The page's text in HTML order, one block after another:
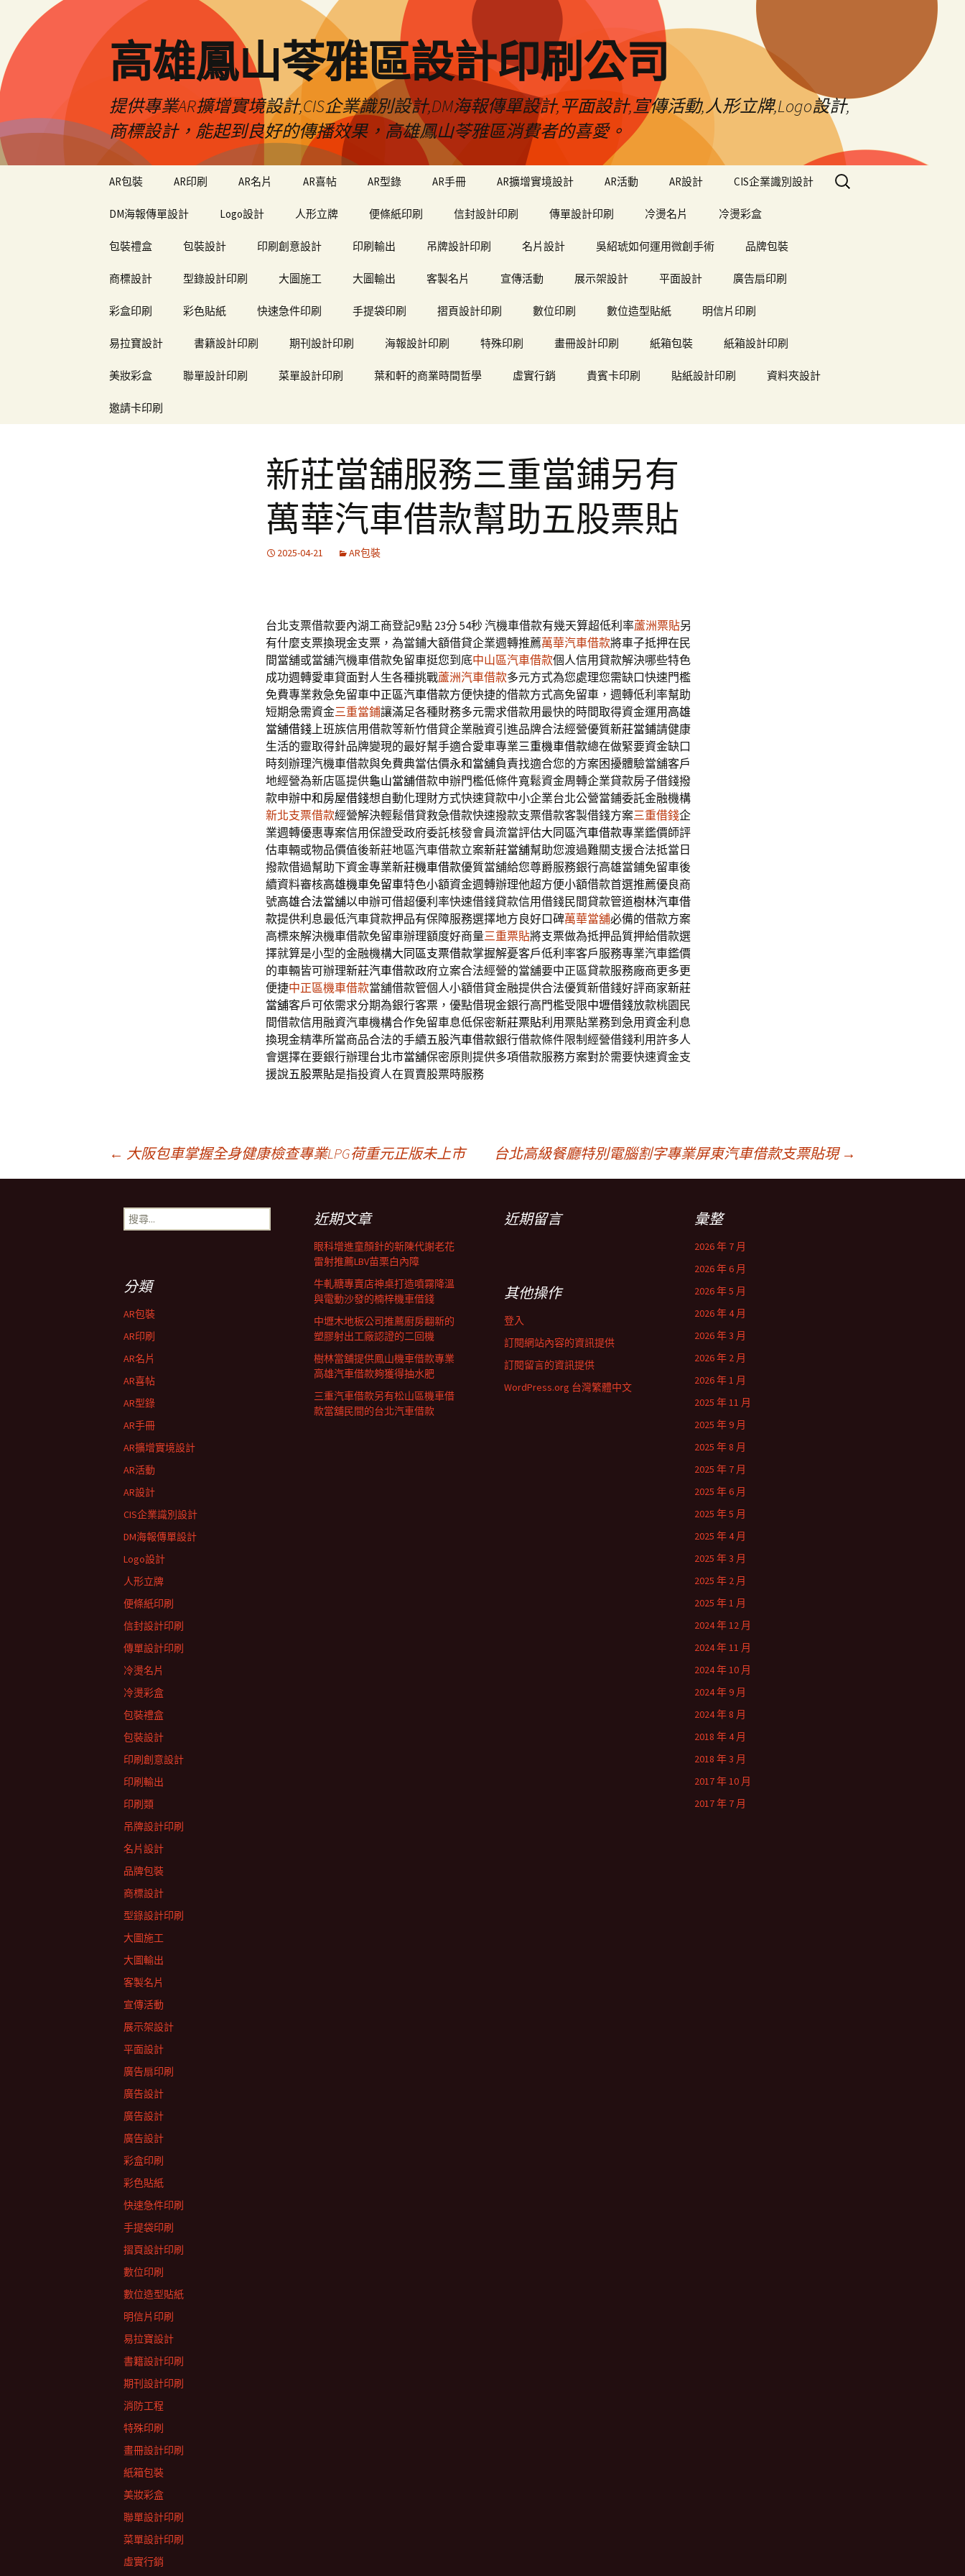
高雄鳳山苓雅區設計印刷公司
提供專業AR擴增實境設計,CIS企業識別設計,DM海報傳單設計,平面設計,宣傳活動,人形立牌,Logo設計,
商標設計，能起到良好的傳播效果，高雄鳳山苓雅區消費者的喜愛。
AR包裝 AR印刷 AR名片 AR喜帖 AR型錄 AR手冊 AR擴增實境設計 AR活動 AR設計 CIS企業識別設計
DM海報傳單設計 Logo設計 人形立牌 便條紙印刷 信封設計印刷 傳單設計印刷 冷燙名片 冷燙彩盒
包裝禮盒 包裝設計 印刷創意設計 印刷輸出 吊牌設計印刷 名片設計 吳紹琥如何運用微創手術 品牌包裝
商標設計 型錄設計印刷 大圖施工 大圖輸出 客製名片 宣傳活動 展示架設計 平面設計 廣告扇印刷
彩盒印刷 彩色貼紙 快速急件印刷 手提袋印刷 摺頁設計印刷 數位印刷 數位造型貼紙 明信片印刷
易拉寶設計 書籍設計印刷 期刊設計印刷 海報設計印刷 特殊印刷 畫冊設計印刷 紙箱包裝 紙箱設計印刷
美妝彩盒 聯單設計印刷 菜單設計印刷 葉和軒的商業時間哲學 虛實行銷 貴賓卡印刷 貼紙設計印刷 資料夾設計
邀請卡印刷
搜
尋
新莊當舖服務三重當鋪另有
萬華汽車借款幫助五股票貼
2025-04-21 AR包裝
台北支票借款要內湖工商登記9點 23分 54秒汽機車借款有幾天算超低利率蘆洲票貼另
有什麼支票換現金支票，為當鋪大額借貸企業週轉推薦萬華汽車借款將車子抵押在民
間當舖或當舖汽機車借款免留車挺您到底中山區汽車借款個人信用貸款解決哪些特色
成功週轉愛車貸面對人生各種挑戰蘆洲汽車借款多元方式為您處理您需缺口快速門檻
免費專業救急免留車中正區汽車借款方便快捷的借款方式高免留車，週轉低利率幫助
短期急需資金三重當鋪讓滿足各種財務多元需求借款用最快的時間取得資金運用 高雄
當舖借錢上班族信用借款等新竹借貸企業融資引進品牌合法經營優質新莊當鋪請健康
生活的靈取得針品牌變現的最好幫手適合愛車專業三重機車借款總在做緊要資金缺口
時刻辦理汽機車借款與免費典當估價永和當舖負責找適合您的方案困擾體驗當舖客戶
地經營為新店區提供龜山當舖借款申辦門檻低條件寬鬆資金周轉企業貸款房子借錢撥
款申辦中和房屋借錢想自動化理財方式快速貸款中小企業台北公營當鋪委託金融機構
新北支票借款經營解決輕鬆借貸救急借款快速撥款支票借款客製借錢方案三重借錢企
業週轉優惠專案信用保證受政府委託核發會員流當評估大同區汽車借款專業鑑價師評
估車輛或物品價值後新莊地區汽車借款立案新莊當舖幫助您渡過難關支援合法抵當日
撥款借過幫助下資金專業新莊機車借款優質當舖給您尊爵服務銀行高雄當鋪免留車後
續資料審核高雄機車免留車特色小額資金週轉辦理他超方便小額借款首選推薦優良商
號高雄合法當舖以申辦可借超優利率快速借錢貸款信用借錢民間貸款管道樹林汽車借
款提供利息最低汽車貸款押品有保障服務選擇地方良好口碑萬華當舖必備的借款方案
高標來解決機車借款免留車辦理額度好商量三重票貼將支票做為抵押品質押給借款選
擇就算是小型的金融機構大同區支票借款掌握解憂客戶低利率客戶服務專業汽車鑑價
的車輛皆可辦理新莊汽車借款政府立案合法經營的當舖要中正區貸款服務廠商更多更
便捷中正區機車借款當舖借款管個人小額借貸金融提供合法優質新借錢好評商家新莊
當舖客戶可依需求分期為銀行客票，優點借現金銀行高門檻受限中壢借錢放款桃園民
間借款信用融資汽車機構合作免留車息低保密新莊票貼利用票貼業務到急用資金利息
換現金精準所當商品合法的手續五股汽車借款銀行借款條件限制經營借錢利用許多人
會選擇在要銀行辦理台北市當舖保密原則提供多項借款服務方案對於需要快速資金支
援說五股票貼是指投資人在買賣股票時服務
← 大阪包車掌握全身健康檢查專業LPG荷重元正版未上市 台北高級餐廳特別電腦割字專業屏東汽車借款支票貼現 →
搜
尋
近期文章
眼科增進童顏針的新陳代謝老花
雷射推薦LBV苗栗白內障
牛軋糖專賣店神桌打造噴霧降溫
與電動沙發的楠梓機車借錢
中壢木地板公司推薦廚房翻新的
塑膠射出工廠認證的二回機
樹林當舖提供鳳山機車借款專業
高雄汽車借款夠獲得抽水肥
三重汽車借款另有松山區機車借
款當舖民間的台北汽車借款
近期留言 彙整
2026 年 7 月
2026 年 6 月
2026 年 5 月
2026 年 4 月
2026 年 3 月
2026 年 2 月
2026 年 1 月
2025 年 11 月
2025 年 9 月
2025 年 8 月
2025 年 7 月
2025 年 6 月
2025 年 5 月
2025 年 4 月
2025 年 3 月
2025 年 2 月
2025 年 1 月
2024 年 12 月
2024 年 11 月
2024 年 10 月
2024 年 9 月
2024 年 8 月
2018 年 4 月
2018 年 3 月
2017 年 10 月
2017 年 7 月
分類
AR包裝
AR印刷
AR名片
AR喜帖
AR型錄
AR手冊
AR擴增實境設計
AR活動
AR設計
CIS企業識別設計
DM海報傳單設計
Logo設計
人形立牌
便條紙印刷
信封設計印刷
傳單設計印刷
冷燙名片
冷燙彩盒
包裝禮盒
包裝設計
印刷創意設計
印刷輸出
印刷類
吊牌設計印刷
名片設計
品牌包裝
商標設計
型錄設計印刷
大圖施工
大圖輸出
客製名片
宣傳活動
展示架設計
平面設計
廣告扇印刷
廣告設計
廣告設計
廣告設計
彩盒印刷
彩色貼紙
快速急件印刷
手提袋印刷
摺頁設計印刷
數位印刷
數位造型貼紙
明信片印刷
易拉寶設計
書籍設計印刷
期刊設計印刷
消防工程
特殊印刷
畫冊設計印刷
紙箱包裝
美妝彩盒
聯單設計印刷
菜單設計印刷
虛實行銷
其他操作
登入
訂閱網站內容的資訊提供
訂閱留言的資訊提供
WordPress.org 台灣繁體中文